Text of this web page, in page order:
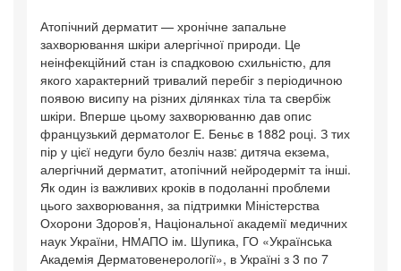
Атопічний дерматит — хронічне запальне
захворювання шкіри алергічної природи. Це
неінфекційний стан із спадковою схильністю, для
якого характерний тривалий перебіг з періодичною
появою висипу на різних ділянках тіла та свербіж
шкіри. Вперше цьому захворюванню дав опис
французький дерматолог Е. Беньє в 1882 році. З тих
пір у цієї недуги було безліч назв: дитяча екзема,
алергічний дерматит, атопічний нейродерміт та інші.
Як один із важливих кроків в подоланні проблеми
цього захворювання, за підтримки Міністерства
Охорони Здоров’я, Національної академії медичних
наук України, НМАПО ім. Шупика, ГО «Українська
Академія Дерматовенерології», в Україні з 3 по 7